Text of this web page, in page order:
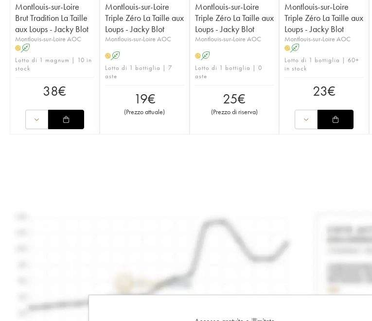
Montlouis-sur-Loire
Brut Tradition La Taille
aux Loups - Jacky Blot
Montlouis-sur-Loire AOC
H A
Lotto di 1 magnum | 10 in
stock
38€
Montlouis-sur-Loire
Triple Zéro La Taille aux
Loups - Jacky Blot
Montlouis-sur-Loire AOC
HA
Lotto di 1 bottiglia | 7
aste
19€
(Prezzo attuale)
Montlouis-sur-Loire
Triple Zéro La Taille aux
Loups - Jacky Blot
Montlouis-sur-Loire AOC
HA
Lotto di 1 bottiglia | 0
aste
25€
(Prezzo di riserva)
Montlouis-sur-Loire
Triple Zéro La Taille aux
Loups - Jacky Blot
Montlouis-sur-Loire AOC
H A
Lotto di 1 bottiglia | 60+
in stock
23€